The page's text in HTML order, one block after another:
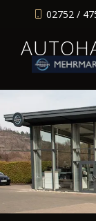
02752 /